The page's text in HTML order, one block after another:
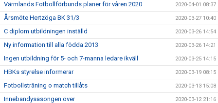
Värmlands Fotbollförbunds planer för våren 2020 2020-04-01 08:37
Årsmöte Hertzöga BK 31/3 2020-03-27 10:40
C diplom utbildningen inställd 2020-03-26 14:54
Ny information till alla födda 2013 2020-03-26 14:21
Ingen utbildning för 5- och 7-manna ledare ikväll 2020-03-25 14:15
HBKs styrelse informerar 2020-03-19 08:15
Fotbollsträning o match tillåts 2020-03-13 15:08
Innebandysäsongen över 2020-03-12 21:16